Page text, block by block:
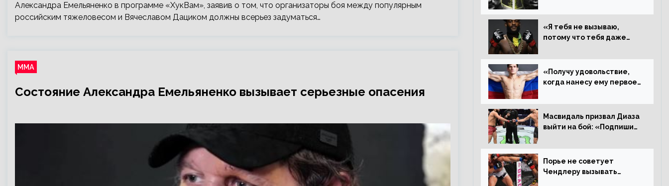
Александра Емельяненко в программе «ХукВам», заявив о том, что организаторы боя между популярным
российским тяжеловесом и Вячеславом Дациком должны всерьез задуматься…
ММА
Состояние Александра Емельяненко вызывает серьезные опасения
результаты
«Я тебя не вызываю,
потому что тебя даже
«Мне нужна пауза»,
сообщает Стерлинг
ответил Сехудо
«Получу удовольствие,
когда нанесу ему первое
Дэн Иге – про бой с
Евлоевым
Масвидаль призвал Диаза
выйти на бой: «Подпиши
повторим»
Порье не советует
Чендлеру вызывать